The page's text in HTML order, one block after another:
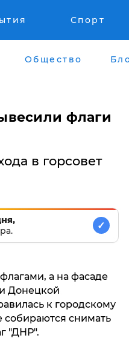
Спорт
Общество
флаги
в горсовет
✓
а на фасаде
Донецкой
к городскому
собираются снимать
"ДНР".